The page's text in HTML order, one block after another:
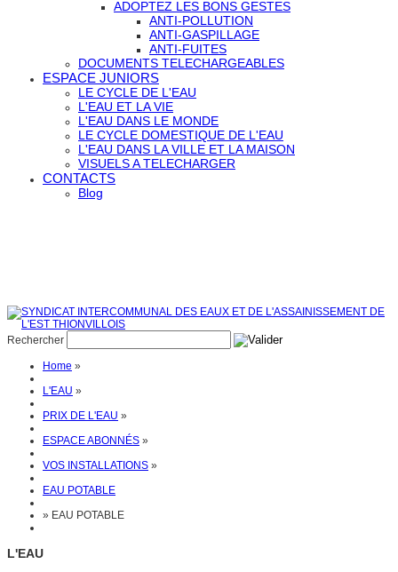
ADOPTEZ LES BONS GESTES
ANTI-POLLUTION
ANTI-GASPILLAGE
ANTI-FUITES
DOCUMENTS TELECHARGEABLES
ESPACE JUNIORS
LE CYCLE DE L'EAU
L'EAU ET LA VIE
L'EAU DANS LE MONDE
LE CYCLE DOMESTIQUE DE L'EAU
L'EAU DANS LA VILLE ET LA MAISON
VISUELS A TELECHARGER
CONTACTS
Blog
Rechercher
Home »
L'EAU »
PRIX DE L'EAU »
ESPACE ABONNÉS »
VOS INSTALLATIONS »
EAU POTABLE
» EAU POTABLE
L'EAU